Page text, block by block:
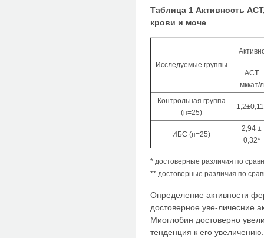
Таблица 1 Активность
крови и моче
Исследуемые группы
ACT
мккат/л
Контрольная группа
(п=25)
ИБС (п=25)
2,94 ±
0,32*
* достоверные различия по
** достоверные различия по
Определение активности
достоверное уве-личесние
Миоглобин достоверно
тенденция к его